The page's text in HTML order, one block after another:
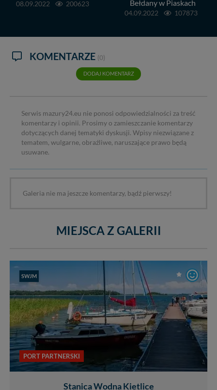
08.09.2022 200623
Bełdany w Piaskach
04.09.2022 107873
KOMENTARZE (0)
DODAJ KOMENTARZ
Serwis mazury24.eu nie ponosi odpowiedzialności za treść
komentarzy i opinii. Prosimy o zamieszczanie komentarzy
dotyczących danej tematyki dyskusji. Wpisy niezwiązane z
tematem, wulgarne, obraźliwe, naruszające prawo będą
usuwane.
Galeria nie ma jeszcze komentarzy, bądź pierwszy!
MIEJSCA Z GALERII
SWJM
PORT PARTNERSKI
Stanica Wodna Kietlice